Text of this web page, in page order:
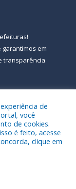
!
garantimos em
transparência
de Almeirim.
de
você
de cookies.
é feito, acesse
clique em